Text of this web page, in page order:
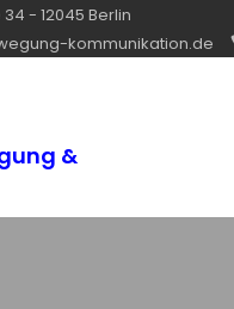
- 12045 Berlin
kommunikation.de
&